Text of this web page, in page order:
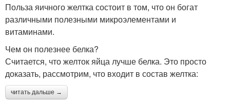
Польза яичного желтка состоит в том, что он богат
различными полезными микроэлементами и
витаминами.
Чем он полезнее белка?
Считается, что желток яйца лучше белка. Это просто
доказать, рассмотрим, что входит в состав желтка:
читать дальше →